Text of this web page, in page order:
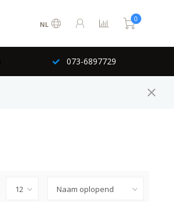
NL
0
073-6897729